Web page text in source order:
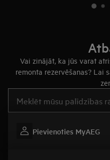
Vai zinājāt, ka jūs varat
remonta rezervēšanas? Lai
Pievienoties MyAEG